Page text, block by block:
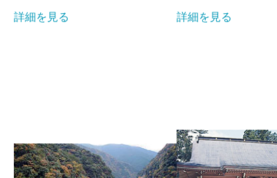
詳細を見る 詳細を見る